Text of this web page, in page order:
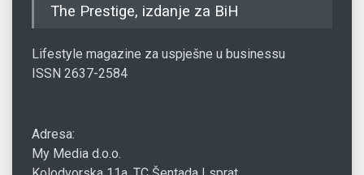
The Prestige, izdanje za BiH
Lifestyle magazine za uspješne u businessu
ISSN 2637-2584
Adresa:
My Media d.o.o.